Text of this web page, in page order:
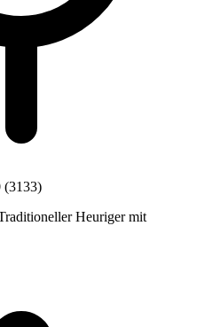
(3133)
Heuriger mit